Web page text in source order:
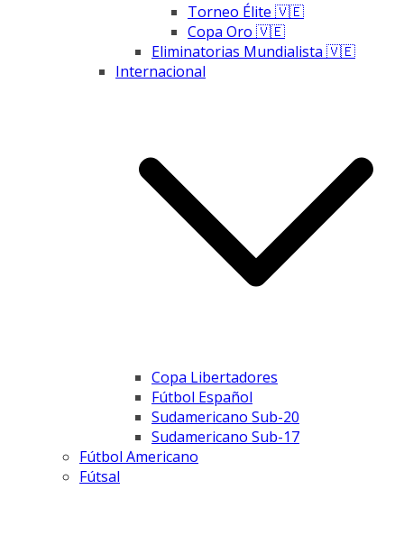
Torneo Élite 🇻🇪
Copa Oro 🇻🇪
Eliminatorias Mundialista 🇻🇪
Internacional
Copa Libertadores
Fútbol Español
Sudamericano Sub-20
Sudamericano Sub-17
Fútbol Americano
Fútsal